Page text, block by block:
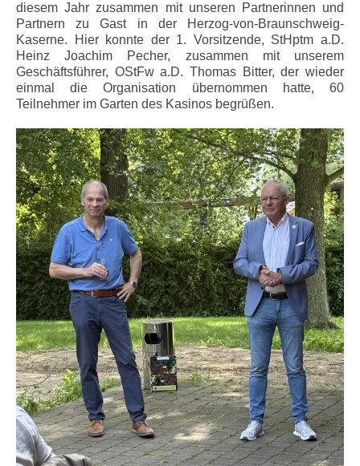
diesem Jahr zusammen mit unseren Partnerinnen und
Partnern zu Gast in der Herzog-von-Braunschweig-
Kaserne. Hier konnte der 1. Vorsitzende, StHptm a.D.
Heinz Joachim Pecher, zusammen mit unserem
Geschäftsführer, OStFw a.D. Thomas Bitter, der wieder
einmal die Organisation übernommen hatte, 60
Teilnehmer im Garten des Kasinos begrüßen.